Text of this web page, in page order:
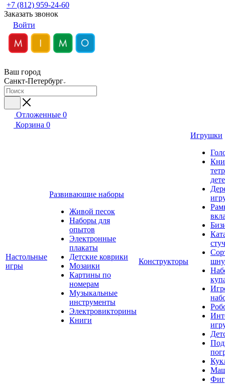
+7 (812) 959-24-60
Заказать звонок
Войти
Ваш город
Санкт-Петербург
Отложенные 0
Корзина 0
Настольные
игры
Развивающие наборы
Живой песок
Наборы для
опытов
Электронные
плакаты
Детские коврики
Мозаики
Картины по
номерам
Музыкальные
инструменты
Электровикторины
Книги
Конструкторы
Игрушки